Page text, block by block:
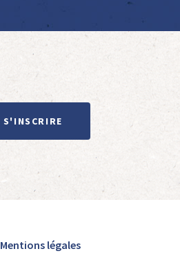
S'INSCRIRE
Mentions légales